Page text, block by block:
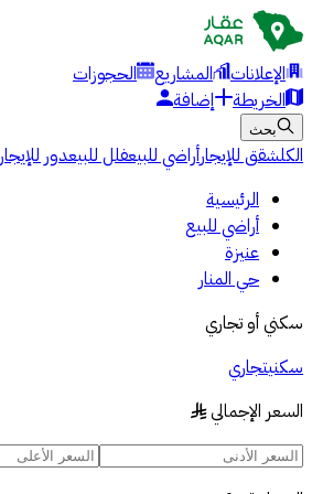
الإعلانات المشاريع
الحجوزات
الخريطة
إضافة
بحث
الكلشقق للإيجارأراضي للبيعفلل للبيعدور للإيجار
الرئيسية
أراضي للبيع
عنيزة
حي المنار
سكني أو تجاري
سكنيتجاري
السعر الإجمالي §